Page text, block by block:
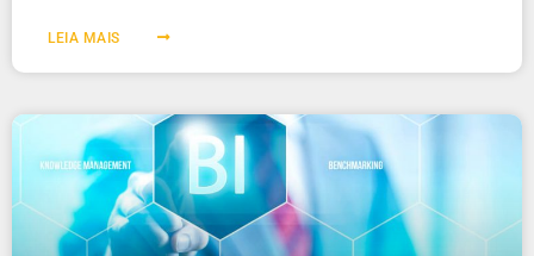
LEIA MAIS